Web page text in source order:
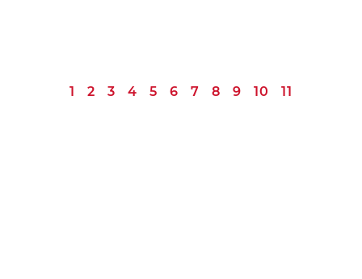
1 2 3 4 5 6 7 8 9 10 11